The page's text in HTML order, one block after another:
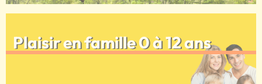
Plaisir en famille 0 à 12 ans